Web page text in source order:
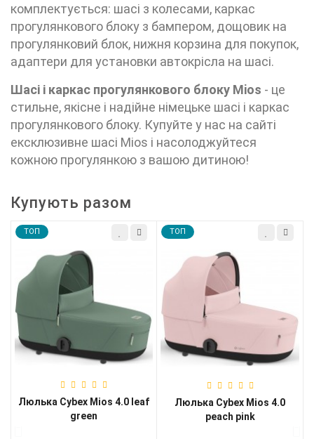
комплектується: шасі з колесами, каркас
прогулянкового блоку з бампером, дощовик на
прогулянковий блок, нижня корзина для покупок,
адаптери для установки автокрісла на шасі.
Шасі і каркас прогулянкового блоку Mios - це
стильне, якісне і надійне німецьке шасі і каркас
прогулянкового блоку. Купуйте у нас на сайті
ексклюзивне шасі Mios і насолоджуйтеся
кожною прогулянкою з вашою дитиною!
Купують разом
TOП
Люлька Cybex Mios 4.0 leaf
green
TOП
Люлька Cybex Mios 4.0
peach pink